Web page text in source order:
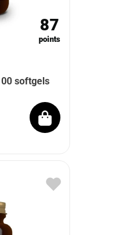
87
points
softgels